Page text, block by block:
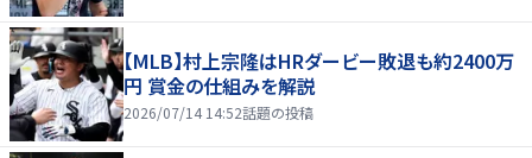
【MLB】村上宗隆はHRダービー敗退も約2400万
円 賞金の仕組みを解説
2026/07/14 14:52話題の投稿